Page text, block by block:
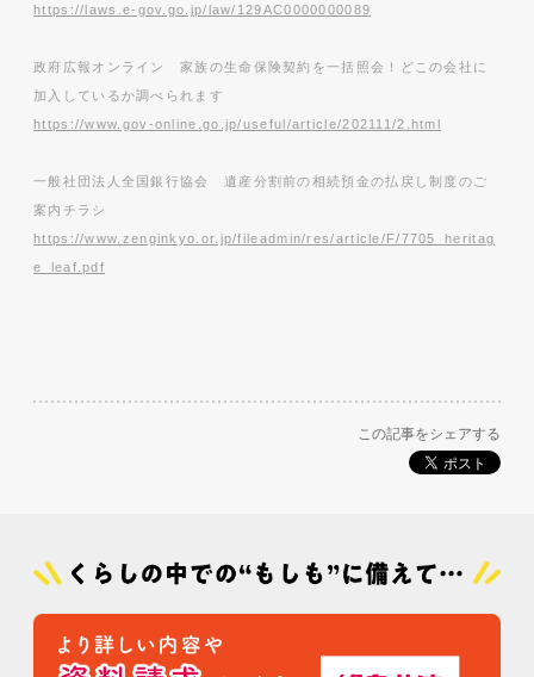
https://laws.e-gov.go.jp/law/129AC0000000089
政府広報オンライン 家族の生命保険契約を一括照会！どこの会社に
加入しているか調べられます
https://www.gov-online.go.jp/useful/article/202111/2.html
一般社団法人全国銀行協会 遺産分割前の相続預金の払戻し制度のご
案内チラシ
https://www.zenginkyo.or.jp/fileadmin/res/article/F/7705_heritag
e_leaf.pdf
この記事をシェアする